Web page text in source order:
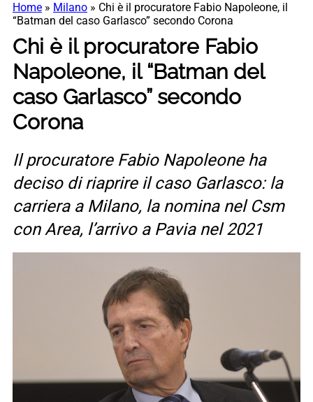
Home » Milano » Chi è il procuratore Fabio Napoleone, il
“Batman del caso Garlasco” secondo Corona
Chi è il procuratore Fabio
Napoleone, il “Batman del
caso Garlasco” secondo
Corona
Il procuratore Fabio Napoleone ha
deciso di riaprire il caso Garlasco: la
carriera a Milano, la nomina nel Csm
con Area, l’arrivo a Pavia nel 2021